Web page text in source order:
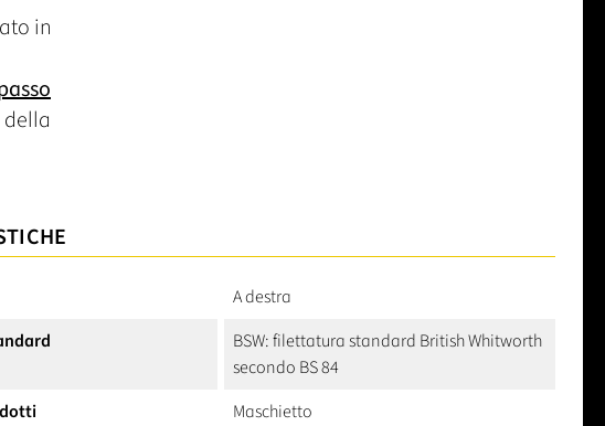
in
A destra
BSW: filettatura standard British Whitworth
secondo BS 84
Maschietto